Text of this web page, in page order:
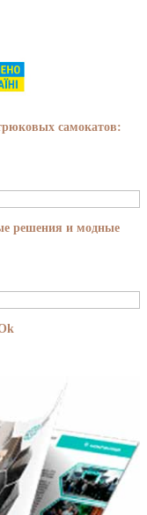
самокатов:
решения и модные